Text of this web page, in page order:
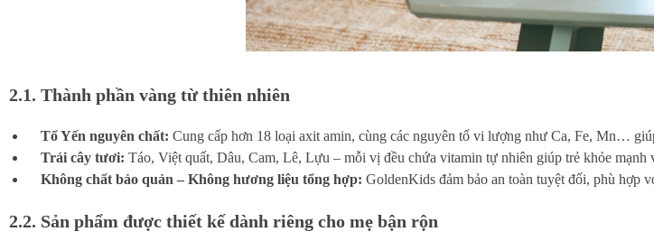
2.1. Thành phần vàng từ thiên nhiên
Tổ Yến nguyên chất: Cung cấp hơn 18 loại axit amin, cùng các nguyên tố vi lượng như Ca, Fe, Mn…
Trái cây tươi: Táo, Việt quất, Dâu, Cam, Lê, Lựu – mỗi vị đều chứa vitamin tự nhiên giúp trẻ khỏe mạnh
Không chất bảo quản – Không hương liệu tổng hợp: GoldenKids đảm bảo an toàn tuyệt đối, phù hợp
2.2. Sản phẩm được thiết kế dành riêng cho mẹ bận rộn